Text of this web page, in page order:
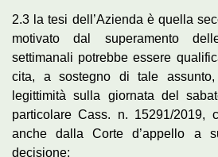
2.3 la tesi dell’Azienda è quella
motivato dal superamento
settimanali potrebbe essere
cita, a sostegno di tale
legittimità sulla giornata del
particolare Cass. n. 15291/2019,
anche dalla Corte d’appello a
decisione;